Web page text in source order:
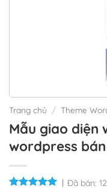
Trang chủ / Theme
Mẫu giao diện
wordpress
Đã bán: 12